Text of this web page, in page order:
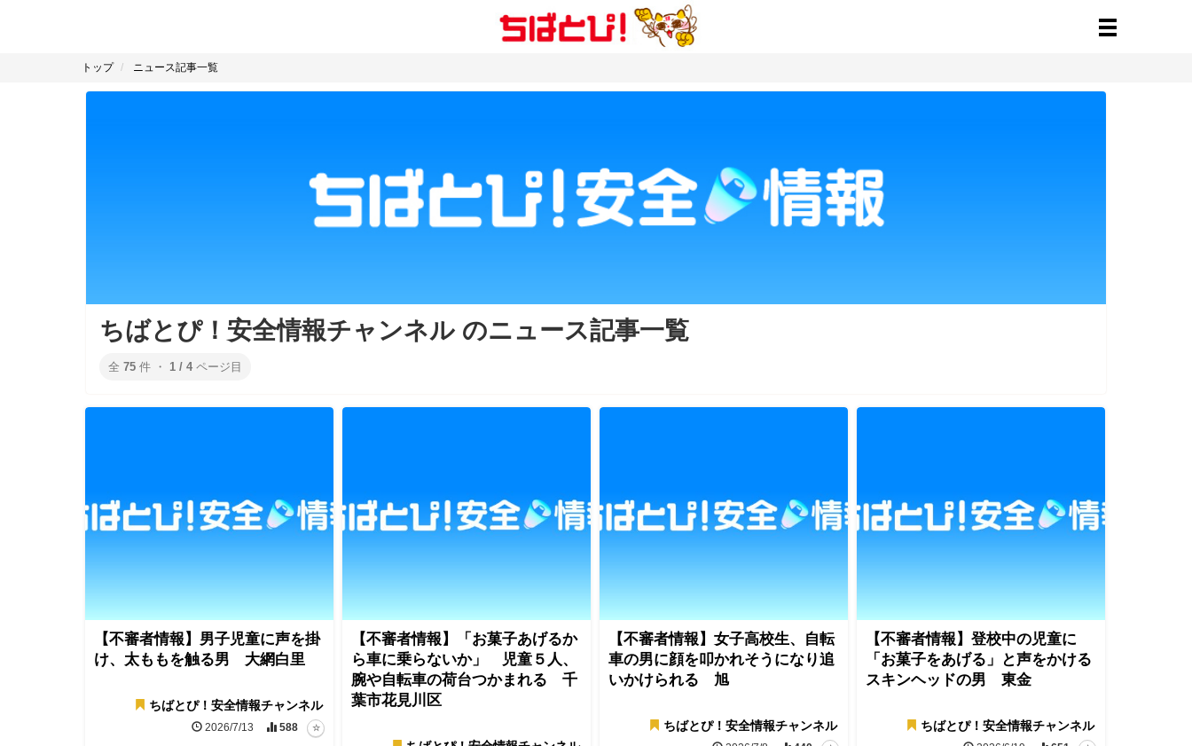
トップ ニュース記事一覧
ちばとぴ！安全情報チャンネル のニュース記事一覧
全 75 件 ・ 1 / 4 ページ目
【不審者情報】男子児童に声を掛
け、太ももを触る男 大網白里
ちばとぴ！安全情報チャンネル
2026/7/13 588
【不審者情報】「お菓子あげるか
ら車に乗らないか」 児童５人、
腕や自転車の荷台つかまれる 千
葉市花見川区
【不審者情報】女子高校生、自転
車の男に顔を叩かれそうになり追
いかけられる 旭
ちばとぴ！安全情報チャンネル
【不審者情報】登校中の児童に
「お菓子をあげる」と声をかける
スキンヘッドの男 東金
ちばとぴ！安全情報チャンネル